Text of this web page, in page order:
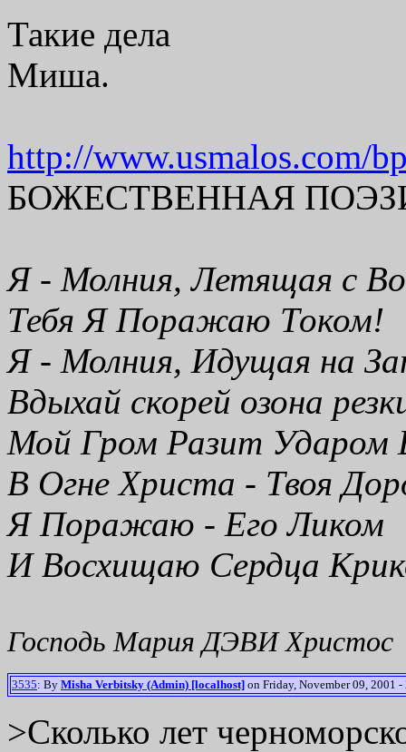
Такие дела
Миша.
http://www.usmalos.com/
БОЖЕСТВЕННАЯ
Я - Молния, Летящая с
Тебя Я Поражаю Током!
Я - Молния, Идущая на
Вдыхай скорей озона
Мой Гром Разит Ударом
В Огне Христа - Твоя
Я Поражаю - Его Ликом
И Восхищаю Сердца
Господь Мария ДЭВИ Христос
3535: By Misha Verbitsky (Admin) [localhost] on Friday, November 09, 2001
>Сколько лет